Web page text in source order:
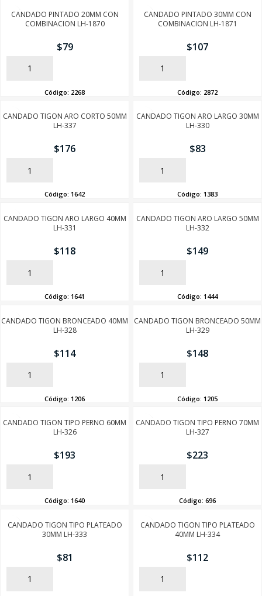
CANDADO PINTADO 20MM CON
COMBINACION LH-1870
$79
AÑADIR
Código: 2268
CANDADO PINTADO 30MM CON
COMBINACION LH-1871
$107
AÑADIR
Código: 2872
CANDADO TIGON ARO CORTO 50MM
LH-337
$176
AÑADIR
Código: 1642
CANDADO TIGON ARO LARGO 30MM
LH-330
$83
AÑADIR
Código: 1383
CANDADO TIGON ARO LARGO 40MM
LH-331
$118
AÑADIR
Código: 1641
CANDADO TIGON ARO LARGO 50MM
LH-332
$149
AÑADIR
Código: 1444
CANDADO TIGON BRONCEADO 40MM
LH-328
$114
AÑADIR
Código: 1206
CANDADO TIGON BRONCEADO 50MM
LH-329
$148
AÑADIR
Código: 1205
CANDADO TIGON TIPO PERNO 60MM
LH-326
$193
AÑADIR
Código: 1640
CANDADO TIGON TIPO PERNO 70MM
LH-327
$223
AÑADIR
Código: 696
CANDADO TIGON TIPO PLATEADO
30MM LH-333
$81
AÑADIR
CANDADO TIGON TIPO PLATEADO
40MM LH-334
$112
AÑADIR